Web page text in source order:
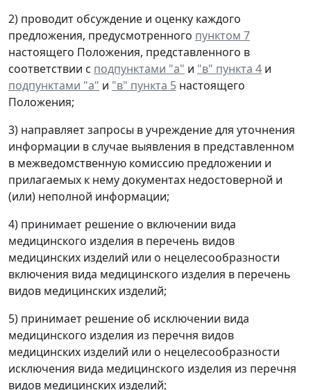
2) проводит обсуждение и оценку каждого
предложения, предусмотренного пунктом 7
настоящего Положения, представленного в
соответствии с подпунктами "а" и "в" пункта 4 и
подпунктами "а" и "в" пункта 5 настоящего
Положения;
3) направляет запросы в учреждение для уточнения
информации в случае выявления в представленном
в межведомственную комиссию предложении и
прилагаемых к нему документах недостоверной и
(или) неполной информации;
4) принимает решение о включении вида
медицинского изделия в перечень видов
медицинских изделий или о нецелесообразности
включения вида медицинского изделия в перечень
видов медицинских изделий;
5) принимает решение об исключении вида
медицинского изделия из перечня видов
медицинских изделий или о нецелесообразности
исключения вида медицинского изделия из перечня
видов медицинских изделий;